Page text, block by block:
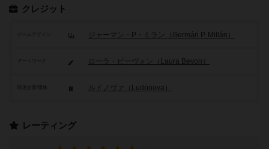
クレジット
ゲームデザイン ジャーマン・P・ミラン（Germán P. Millán）
アートワーク ローラ・ビーヴォン（Laura Bevon）
ルドノヴァ（Ludonova）
レーティング